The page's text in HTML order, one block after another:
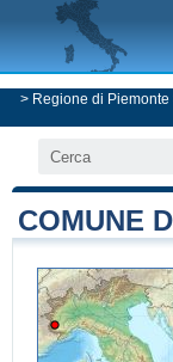
> Regione di Piemonte
COMUNE